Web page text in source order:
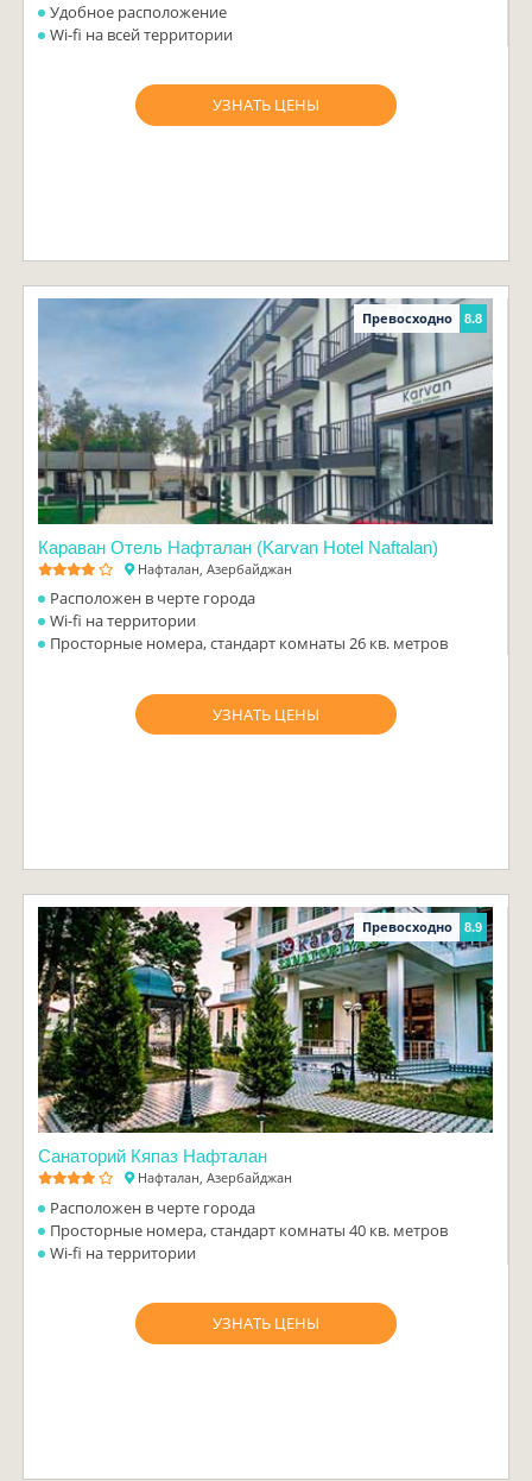
Удобное расположение
Wi-fi на всей территории
УЗНАТЬ ЦЕНЫ
Превосходно 8.8
Караван Отель Нафталан (Karvan Hotel Naftalan)
Нафталан, Азербайджан
Расположен в черте города
Wi-fi на территории
Просторные номера, стандарт комнаты 26 кв. метров
УЗНАТЬ ЦЕНЫ
Превосходно 8.9
Санаторий Кяпаз Нафталан
Нафталан, Азербайджан
Расположен в черте города
Просторные номера, стандарт комнаты 40 кв. метров
Wi-fi на территории
УЗНАТЬ ЦЕНЫ